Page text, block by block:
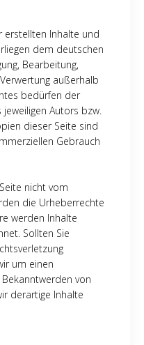
erstellten Inhalte und
dem deutschen
Bearbeitung,
außerhalb
bedürfen der
Autors bzw.
dieser Seite sind
Gebrauch
nicht vom
die Urheberrechte
werden Inhalte
Sollten Sie
um einen
von
derartige Inhalte